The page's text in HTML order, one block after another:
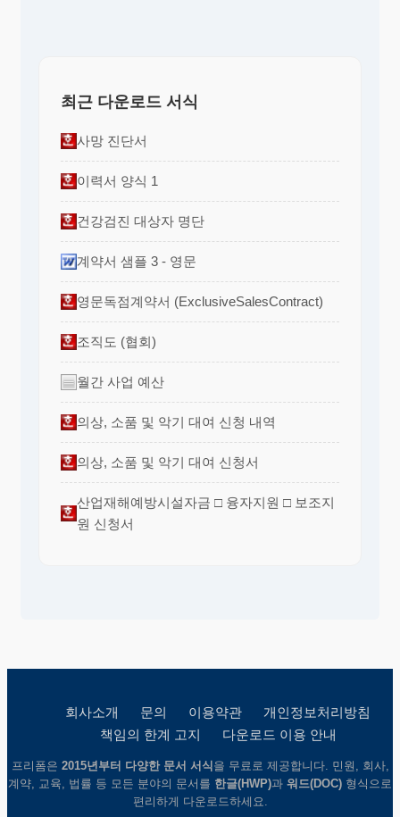
최근 다운로드 서식
사망 진단서
이력서 양식 1
건강검진 대상자 명단
계약서 샘플 3 - 영문
영문독점계약서 (ExclusiveSalesContract)
조직도 (협회)
월간 사업 예산
의상, 소품 및 악기 대여 신청 내역
의상, 소품 및 악기 대여 신청서
산업재해예방시설자금 □ 융자지원 □ 보조지
원 신청서
회사소개 문의 이용약관
개인정보처리방침
책임의 한계 고지
다운로드 이용 안내
프리폼은 2015년부터 다양한 문서 서식을 무료로 제공합니다. 민원, 회사,
계약, 교육, 법률 등 모든 분야의 문서를 한글(HWP)과 워드(DOC) 형식으로
편리하게 다운로드하세요.